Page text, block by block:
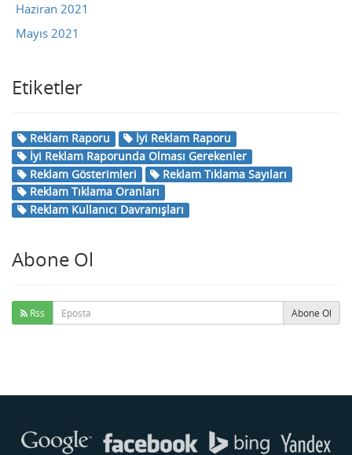
Haziran 2021
Mayıs 2021
Etiketler
Reklam Raporu
İyi Reklam Raporu
İyi Reklam Raporunda Olması Gerekenler
Reklam Gösterimleri
Reklam Tıklama Sayıları
Reklam Tıklama Oranları
Reklam Kullanıcı Davranışları
Abone Ol
Rss Abone Ol